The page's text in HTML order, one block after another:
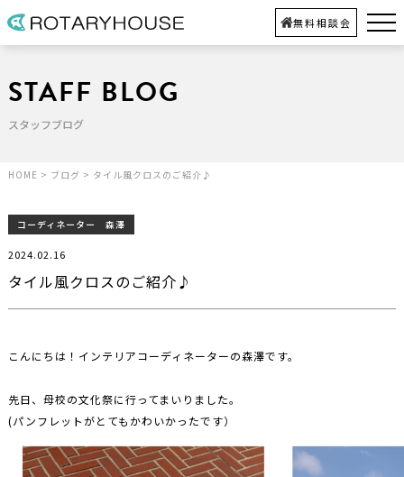
無料相談会
STAFF BLOG
スタッフブログ
HOME > ブログ > タイル風クロスのご紹介♪
コーディネーター 森澤
タイル風クロスのご紹介♪
2024.02.16
こんにちは！インテリアコーディネーターの森澤です。
先日、母校の文化祭に行ってまいりました。
(パンフレットがとてもかわいかったです）